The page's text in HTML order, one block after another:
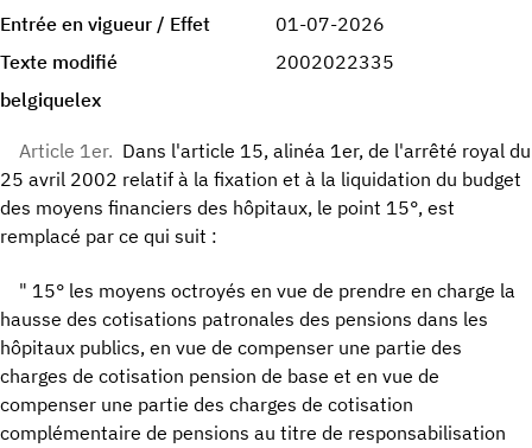
Entrée en vigueur / Effet
01-07-2026
Texte modifié
2002022335
belgiquelex
Article 1er. Dans l'article 15, alinéa 1er, de l'arrêté royal du
25 avril 2002 relatif à la fixation et à la liquidation du budget
des moyens financiers des hôpitaux, le point 15°, est
remplacé par ce qui suit :
" 15° les moyens octroyés en vue de prendre en charge la
hausse des cotisations patronales des pensions dans les
hôpitaux publics, en vue de compenser une partie des
charges de cotisation pension de base et en vue de
compenser une partie des charges de cotisation
complémentaire de pensions au titre de responsabilisation